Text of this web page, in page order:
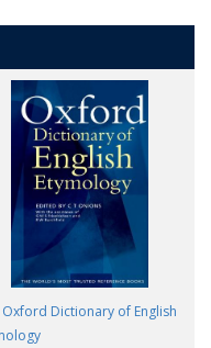
Oxford Dictionary of English